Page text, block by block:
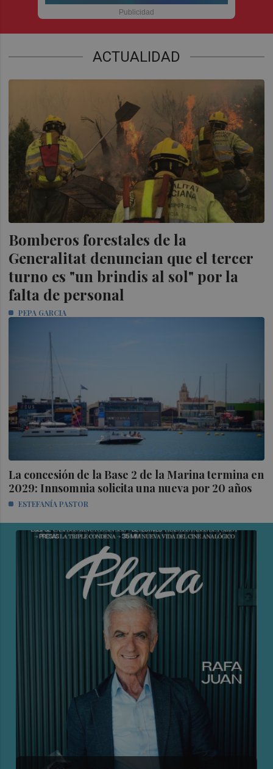
ACTUALIDAD
Bomberos forestales de la
Generalitat denuncian que el tercer
turno es "un brindis al sol" por la
falta de personal
PEPA GARCIA
La concesión de la Base 2 de la Marina termina en
2029: Innsomnia solicita una nueva por 20 años
ESTEFANÍA PASTOR